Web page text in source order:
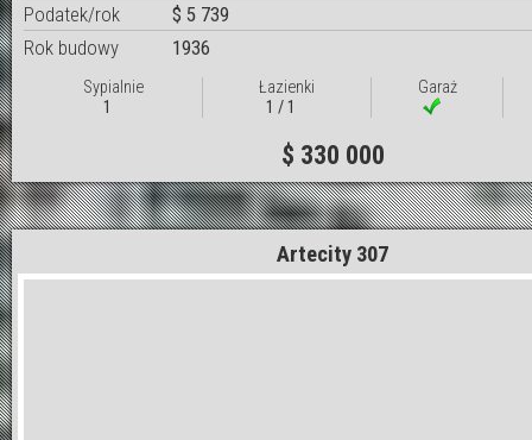
Podatek/rok
$ 5 739
Rok budowy
1936
Sypialnie
1
Łazienki
1 / 1
Garaż
$ 330 000
Artecity 307